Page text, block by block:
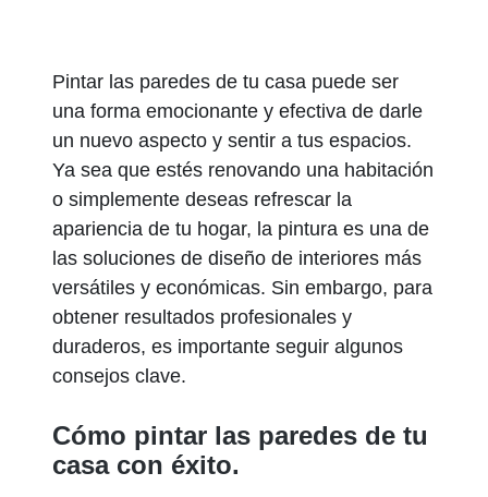
Pintar las paredes de tu casa puede ser
una forma emocionante y efectiva de darle
un nuevo aspecto y sentir a tus espacios.
Ya sea que estés renovando una habitación
o simplemente deseas refrescar la
apariencia de tu hogar, la pintura es una de
las soluciones de diseño de interiores más
versátiles y económicas. Sin embargo, para
obtener resultados profesionales y
duraderos, es importante seguir algunos
consejos clave.
Cómo pintar las paredes de tu
casa con éxito.